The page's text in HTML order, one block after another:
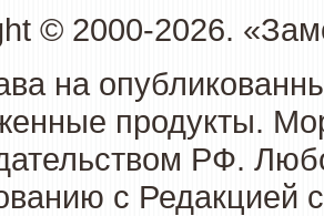
© 2000-2026.
на
продукты.
РФ.
с Редакцией